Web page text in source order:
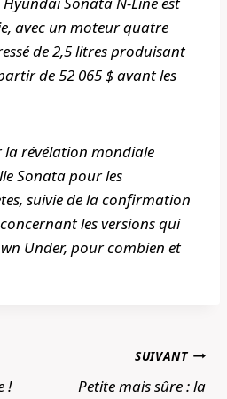
avec un moteur quatre
de 2,5 litres produisant
de 52 065 $ avant les
la révélation mondiale
Sonata pour les
suivie de la confirmation
les versions qui
Under, pour combien et
!
SUIVANT
Petite mais sûre : la